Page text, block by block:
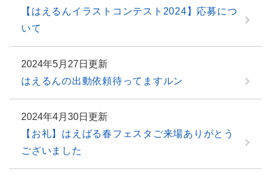
【はえるんイラストコンテスト2024】応募につ
いて
2024年5月27日更新
はえるんの出動依頼待ってますルン
2024年4月30日更新
【お礼】はえばる春フェスタご来場ありがとう
ございました